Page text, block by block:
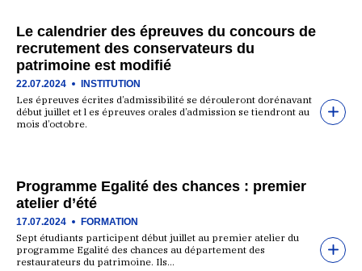
Le calendrier des épreuves du concours de
recrutement des conservateurs du
patrimoine est modifié
22.07.2024 INSTITUTION
Les épreuves écrites d’admissibilité se dérouleront dorénavant
début juillet et l es épreuves orales d’admission se tiendront au
mois d’octobre.
Programme Egalité des chances : premier
atelier d’été
17.07.2024 FORMATION
Sept étudiants participent début juillet au premier atelier du
programme Egalité des chances au département des
restaurateurs du patrimoine. Ils…